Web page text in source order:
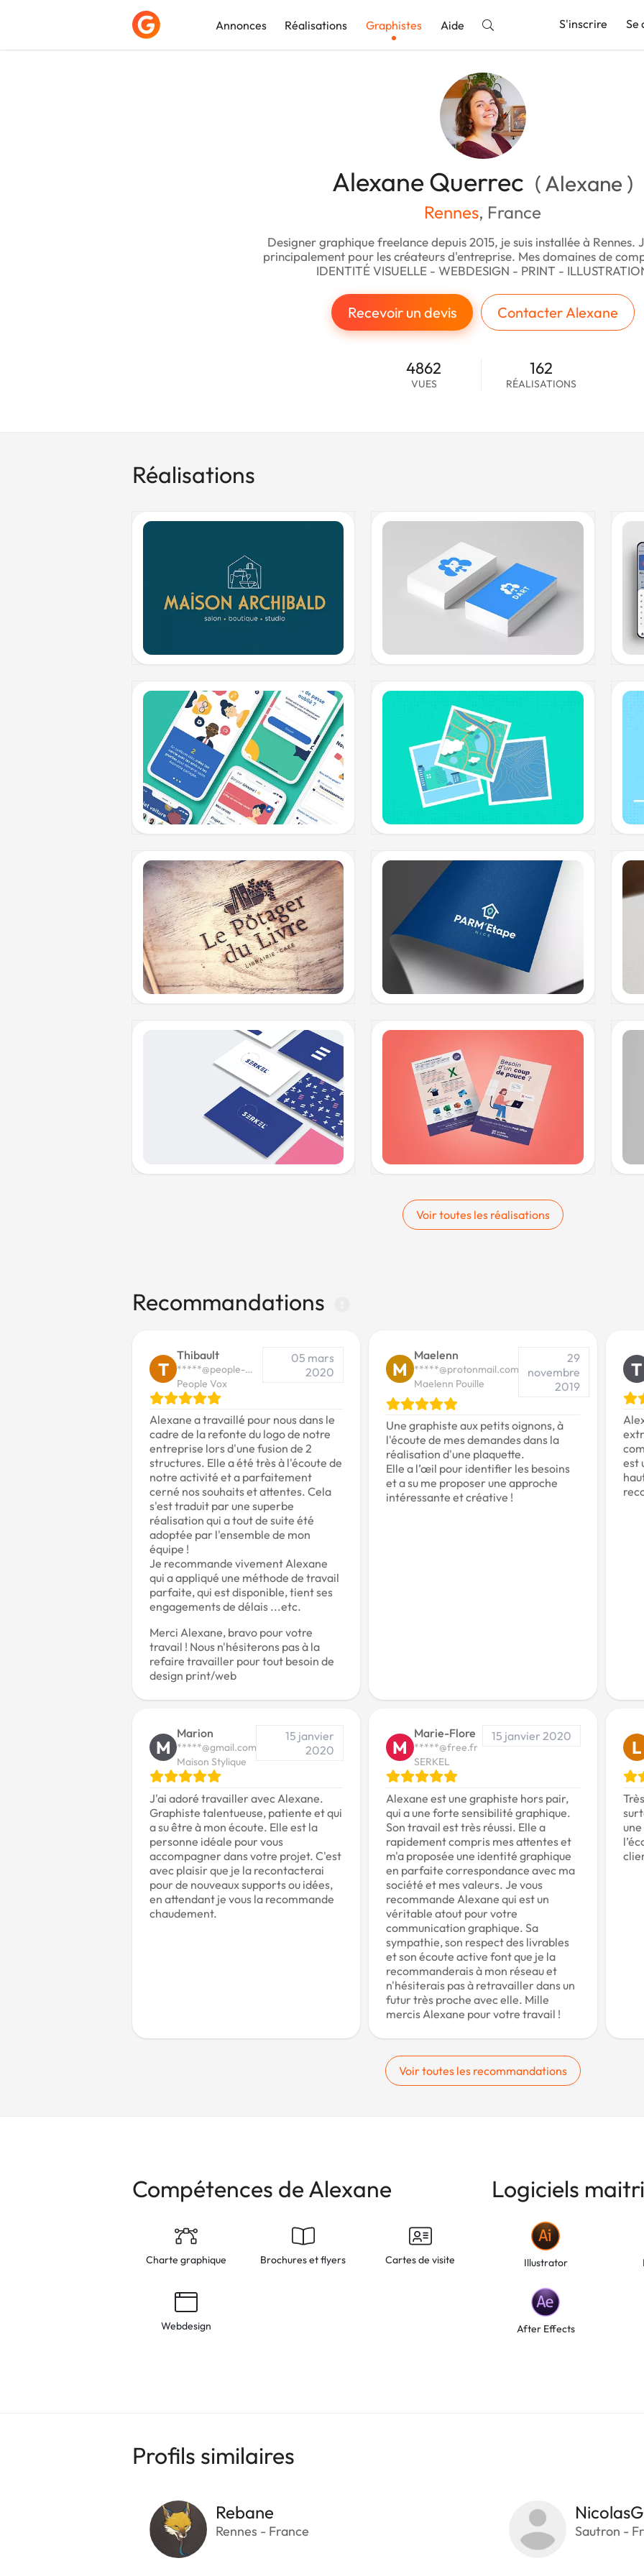
Annonces Réalisations Graphistes Aide S'inscrire Se
Alexane Querrec ( Alexane )
Rennes, France
Designer graphique freelance depuis 2015, je suis installée à Rennes.
principalement pour les créateurs d'entreprise. Mes domaines de
IDENTITÉ VISUELLE - WEBDESIGN - PRINT -
Recevoir un devis Contacter Alexane
4862
VUES
162
RÉALISATIONS
Réalisations
Voir toutes les réalisations
Recommandations
T
Thibault
*****@people-
vox.com
People Vox
05 mars
2020
Alexane a travaillé pour nous dans le
cadre de la refonte du logo de notre
entreprise lors d'une fusion de 2
structures. Elle a été très à l'écoute de
notre activité et a parfaitement
cerné nos souhaits et attentes. Cela
s'est traduit par une superbe
réalisation qui a tout de suite été
adoptée par l'ensemble de mon
équipe !
Je recommande vivement Alexane
qui a appliqué une méthode de travail
parfaite, qui est disponible, tient ses
engagements de délais ...etc.
Merci Alexane, bravo pour votre
travail ! Nous n'hésiterons pas à la
refaire travailler pour tout besoin de
design print/web
M
Maelenn
*****@protonmail.com
Maelenn Pouille
29
novembre
2019
Une graphiste aux petits oignons, à
l'écoute de mes demandes dans la
réalisation d'une plaquette.
Elle a l’œil pour identifier les besoins
et a su me proposer une approche
intéressante et créative !
T
est
M
Marion
*****@gmail.com
Maison Stylique
15 janvier
2020
J'ai adoré travailler avec Alexane.
Graphiste talentueuse, patiente et qui
a su être à mon écoute. Elle est la
personne idéale pour vous
accompagner dans votre projet. C'est
avec plaisir que je la recontacterai
pour de nouveaux supports ou idées,
en attendant je vous la recommande
chaudement.
M
Marie-Flore
*****@free.fr
SERKEL
15 janvier 2020
Alexane est une graphiste hors pair,
qui a une forte sensibilité graphique.
Son travail est très réussi. Elle a
rapidement compris mes attentes et
m'a proposée une identité graphique
en parfaite correspondance avec ma
société et mes valeurs. Je vous
recommande Alexane qui est un
véritable atout pour votre
communication graphique. Sa
sympathie, son respect des livrables
et son écoute active font que je la
recommanderais à mon réseau et
n'hésiterais pas à retravailler dans un
futur très proche avec elle. Mille
mercis Alexane pour votre travail !
L
Voir toutes les recommandations
Compétences de Alexane
Charte graphique Brochures et flyers Cartes de visite
Webdesign
Logiciels
Illustrator
After Effects
Profils similaires
Rebane
Rennes - France
NicolasG
Sautron -